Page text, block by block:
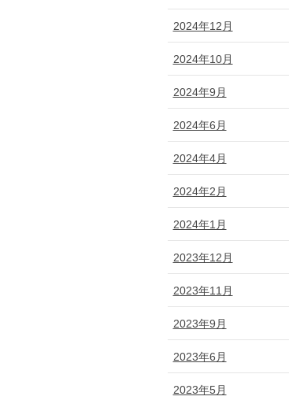
2024年12月
2024年10月
2024年9月
2024年6月
2024年4月
2024年2月
2024年1月
2023年12月
2023年11月
2023年9月
2023年6月
2023年5月